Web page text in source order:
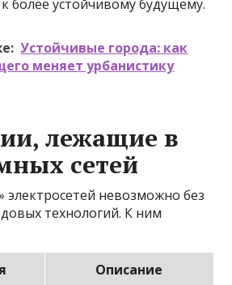
более устойчивому будущему.
Устойчивые города: как
меняет урбанистику
лежащие в
сетей
электросетей невозможно без
технологий. К ним
Описание